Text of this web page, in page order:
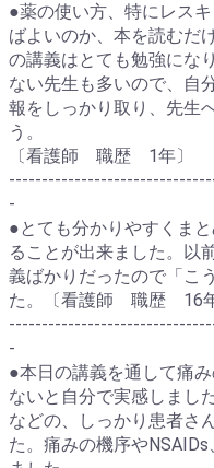
●薬の使い方、特にレス
ばよいのか、本を読むだ
の講義はとても勉強にな
ない先生も多いので、自
報をしっかり取り、先生
う。
〔看護師 職歴 1年〕
-
●とても分かりやすくま
ることが出来ました。以
義ばかりだったので「こ
た。〔看護師 職歴 16年
-
●本日の講義を通して痛
ないと自分で実感しまし
などの、しっかり患者さ
た。痛みの機序や